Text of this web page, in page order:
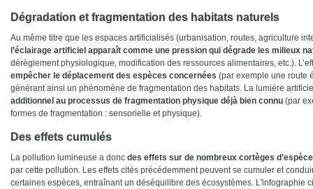
Dégradation et fragmentation des habitats naturels
Au même titre que les espaces artificialisés (urbanisation, routes, agriculture
l’éclairage artificiel apparaît comme une pression qui dégrade les milieux
dérèglement physiologique, modification des ressources alimentaires, etc.).
empêcher le déplacement des espèces concernées (par exemple une route
générant ainsi un phénomène de fragmentation des habitats. La lumière
additionnel au processus de fragmentation physique déjà bien connu (par
formes de fragmentation : sensorielle et physique).
Des effets cumulés
La pollution lumineuse a donc des effets sur de nombreux cortèges
par cette pollution. Les effets cités précédemment peuvent se cumuler et
certaines espèces, entraînant un déséquilibre des écosystèmes. L'infographie